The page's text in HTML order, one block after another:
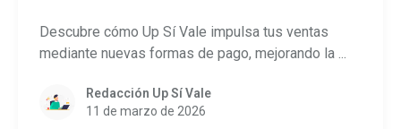
Descubre cómo Up Sí Vale impulsa tus ventas
mediante nuevas formas de pago, mejorando la ...
Redacción Up Sí Vale
11 de marzo de 2026